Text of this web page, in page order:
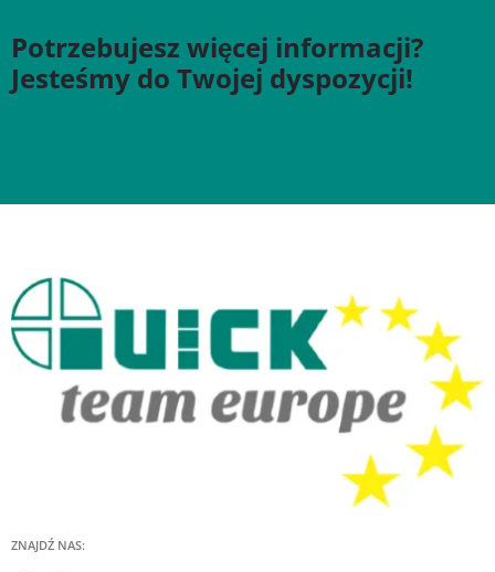
Potrzebujesz więcej informacji?
Jesteśmy do Twojej dyspozycji!
ZNAJDŹ NAS: